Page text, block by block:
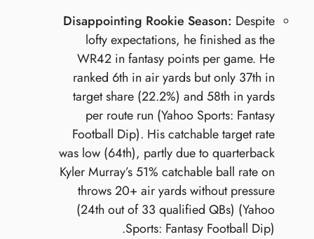
Disappointing Rookie Season: Despite
lofty expectations, he finished as the
WR42 in fantasy points per game. He
ranked 6th in air yards but only 37th in
target share (22.2%) and 58th in yards
per route run (Yahoo Sports: Fantasy
Football Dip). His catchable target rate
was low (64th), partly due to quarterback
Kyler Murray’s 51% catchable ball rate on
throws 20+ air yards without pressure
(24th out of 33 qualified QBs) (Yahoo
Sports: Fantasy Football Dip).